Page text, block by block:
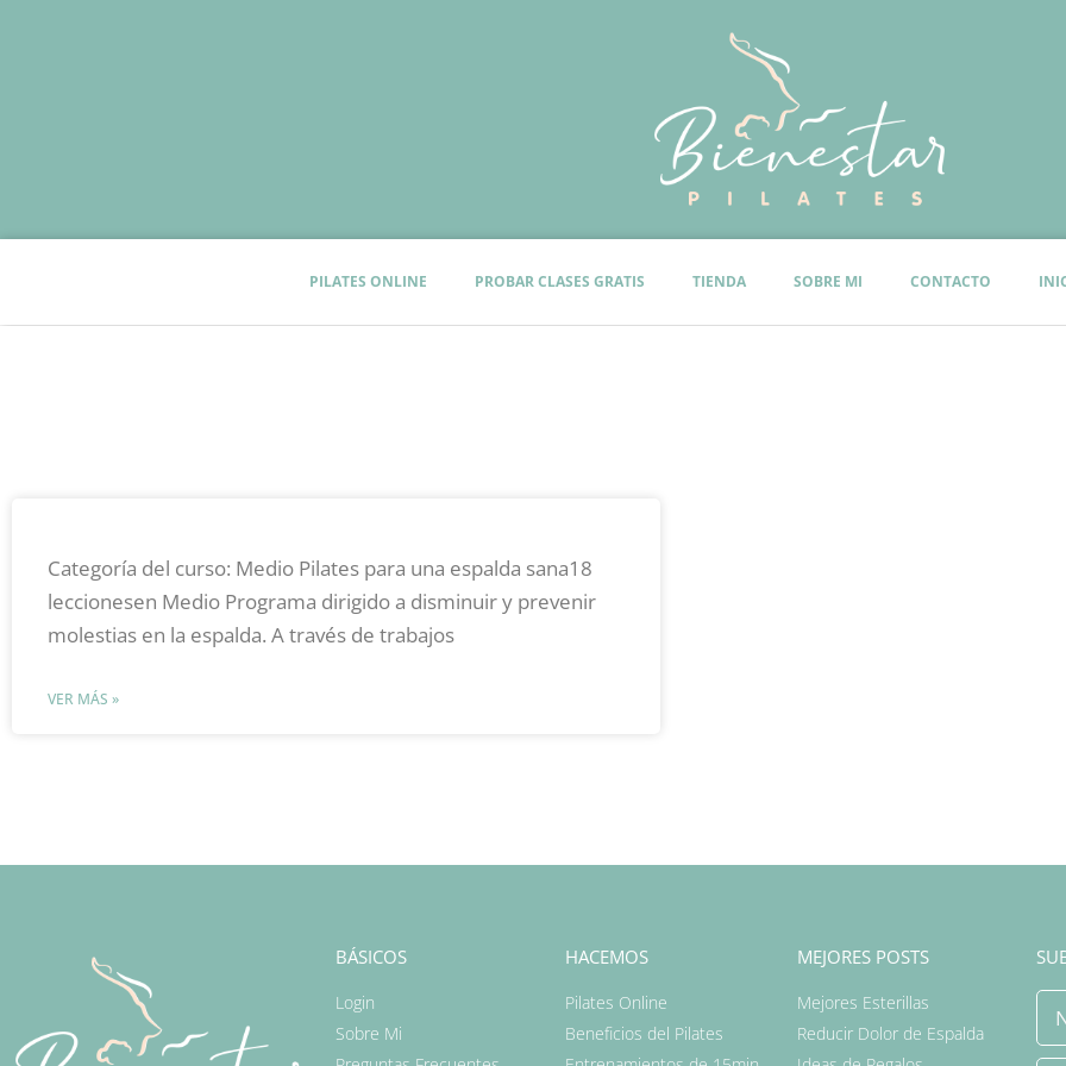
PILATES ONLINE PROBAR CLASES GRATIS TIENDA SOBRE MI CONTACTO
Categoría del curso: Medio Pilates para una espalda sana18
leccionesen Medio Programa dirigido a disminuir y prevenir
molestias en la espalda. A través de trabajos
VER MÁS »
BÁSICOS
Login
Sobre Mi
HACEMOS
Pilates Online
Beneficios del Pilates
MEJORES POSTS
Mejores Esterillas
Reducir Dolor de Espalda